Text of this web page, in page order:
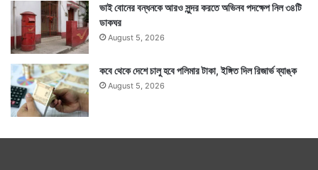
ভাই বোনের বন্ধনকে আরও সুন্দর করতে অভিনব পদক্ষেপ নিল ৩৪টি
ডাকঘর
August 5, 2026
কবে থেকে দেশে চালু হবে পলিমার টাকা, ইঙ্গিত দিল রিজার্ভ ব্যাঙ্ক
August 5, 2026